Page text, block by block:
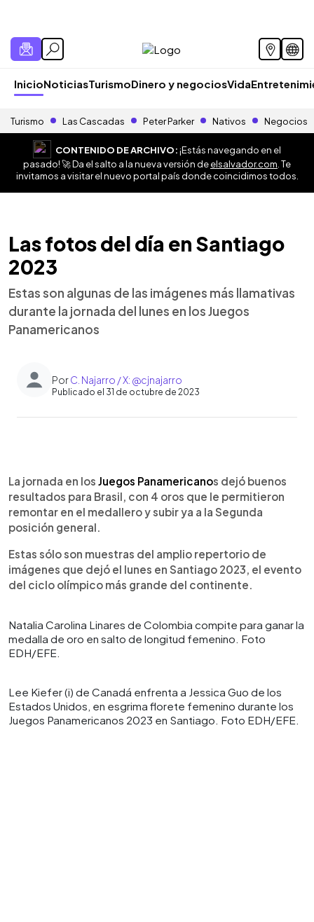
InicioNoticiasTurismoDinero y negociosVida
Turismo Las Cascadas Peter Parker Nativos Negocios
CONTENIDO DE ARCHIVO:¡Estás navegando en el
pasado! 🚀 Da el salto a la nueva versión deelsalvador.com . Te
invitamos a visitar el nuevo portal país donde coincidimos todos.
Las fotos del día en Santiago
2023
Estas son algunas de las imágenes más llamativas
durante la jornada del lunes en los Juegos
Panamericanos
PorC. Najarro / X: @cjnajarro
Publicado el 31 de octubre de 2023
Escuchar artículo
La jornada en los Juegos Panamericanos dejó buenos
resultados para Brasil, con 4 oros que le permitieron
remontar en el medallero y subir ya a la Segunda
posición general.
Estas sólo son muestras del amplio repertorio de
imágenes que dejó el lunes en Santiago 2023, el evento
del ciclo olímpico más grande del continente.
Natalia Carolina Linares de Colombia compite para ganar la
medalla de oro en salto de longitud femenino. Foto
EDH/EFE.
Lee Kiefer (i) de Canadá enfrenta a Jessica Guo de los
Estados Unidos, en esgrima florete femenino durante los
Juegos Panamericanos 2023 en Santiago. Foto EDH/EFE.